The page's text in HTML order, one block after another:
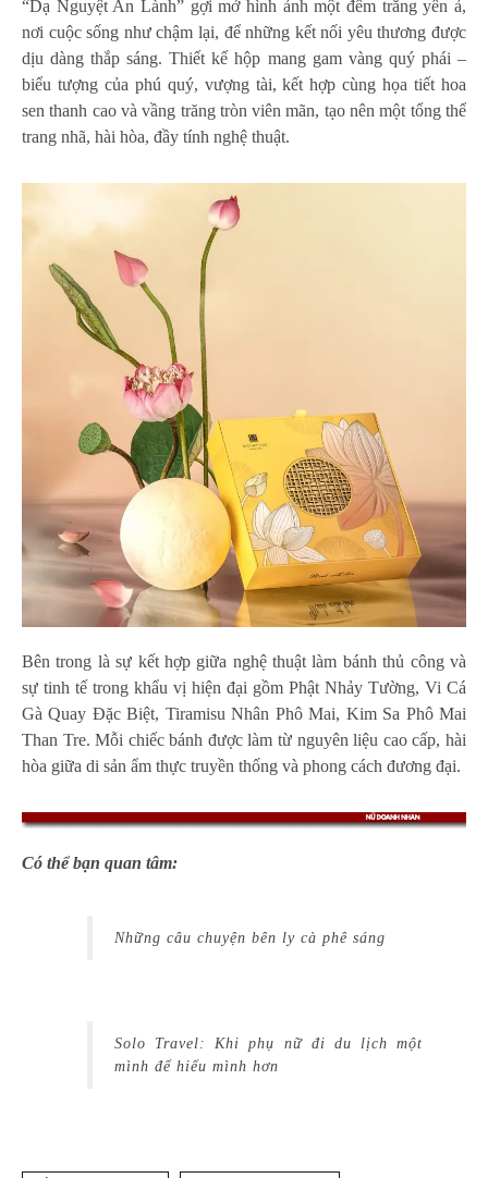
“Dạ Nguyệt An Lành” gợi mở hình ảnh một đêm trăng yên ả,
nơi cuộc sống như chậm lại, để những kết nối yêu thương được
dịu dàng thắp sáng. Thiết kế hộp mang gam vàng quý phái –
biểu tượng của phú quý, vượng tài, kết hợp cùng họa tiết hoa
sen thanh cao và vầng trăng tròn viên mãn, tạo nên một tổng thể
trang nhã, hài hòa, đầy tính nghệ thuật.
Bên trong là sự kết hợp giữa nghệ thuật làm bánh thủ công và
sự tinh tế trong khẩu vị hiện đại gồm Phật Nhảy Tường, Vi Cá
Gà Quay Đặc Biệt, Tiramisu Nhân Phô Mai, Kim Sa Phô Mai
Than Tre. Mỗi chiếc bánh được làm từ nguyên liệu cao cấp, hài
hòa giữa di sản ẩm thực truyền thống và phong cách đương đại.
Có thể bạn quan tâm:
Những câu chuyện bên ly cà phê sáng
Solo Travel: Khi phụ nữ đi du lịch một
mình để hiểu mình hơn